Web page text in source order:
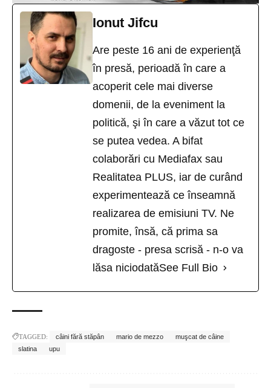
Ionut Jifcu
Are peste 16 ani de experienţă
în presă, perioadă în care a
acoperit cele mai diverse
domenii, de la eveniment la
politică, şi în care a văzut tot ce
se putea vedea. A bifat
colaborări cu Mediafax sau
Realitatea PLUS, iar de curând
experimentează ce înseamnă
realizarea de emisiuni TV. Ne
promite, însă, că prima sa
dragoste - presa scrisă - n-o va
lăsa niciodatăSee Full Bio
TAGGED: câini fără stăpân mario de mezzo
muşcat de câine
slatina
upu